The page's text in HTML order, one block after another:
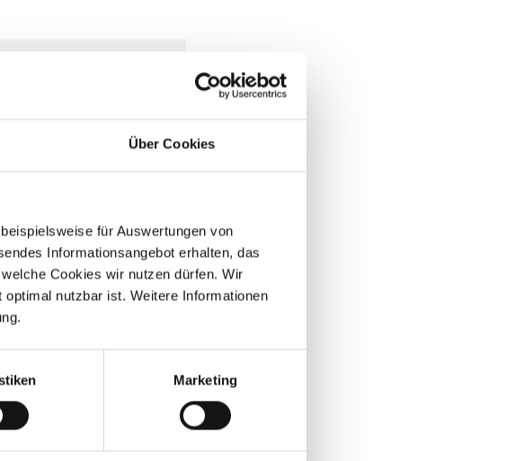
Über Cookies
für Auswertungen von
Informationsangebot erhalten, das
Cookies wir nutzen dürfen. Wir
nutzbar ist. Weitere Informationen
Marketing